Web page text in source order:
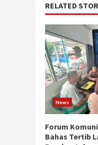
RELATED
News
Forum
Bahas Tertib